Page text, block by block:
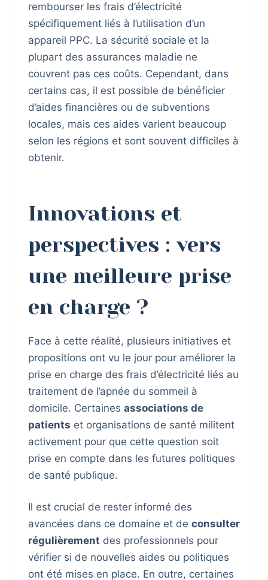
rembourser les frais d’électricité
spécifiquement liés à l’utilisation d’un
appareil PPC. La sécurité sociale et la
plupart des assurances maladie ne
couvrent pas ces coûts. Cependant, dans
certains cas, il est possible de bénéficier
d’aides financières ou de subventions
locales, mais ces aides varient beaucoup
selon les régions et sont souvent difficiles à
obtenir.
Innovations et
perspectives : vers
une meilleure prise
en charge ?
Face à cette réalité, plusieurs initiatives et
propositions ont vu le jour pour améliorer la
prise en charge des frais d’électricité liés au
traitement de l’apnée du sommeil à
domicile. Certaines associations de
patients et organisations de santé militent
activement pour que cette question soit
prise en compte dans les futures politiques
de santé publique.
Il est crucial de rester informé des
avancées dans ce domaine et de consulter
régulièrement des professionnels pour
vérifier si de nouvelles aides ou politiques
ont été mises en place. En outre, certaines